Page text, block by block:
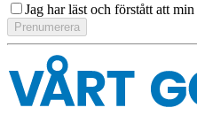
Jag har läst och förstått att